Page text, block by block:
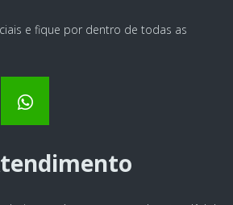
e fique por dentro de todas as